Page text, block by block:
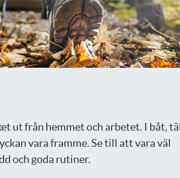
ut från hemmet och arbetet. I båt,
vara framme. Se till att vara väl
och goda rutiner.